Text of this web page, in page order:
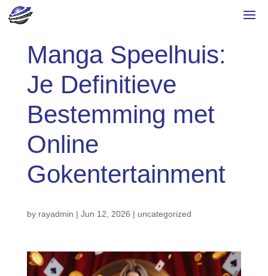
Manga Speelhuis:
Je Definitieve
Bestemming met
Online
Gokentertainment
by rayadmin | Jun 12, 2026 | uncategorized